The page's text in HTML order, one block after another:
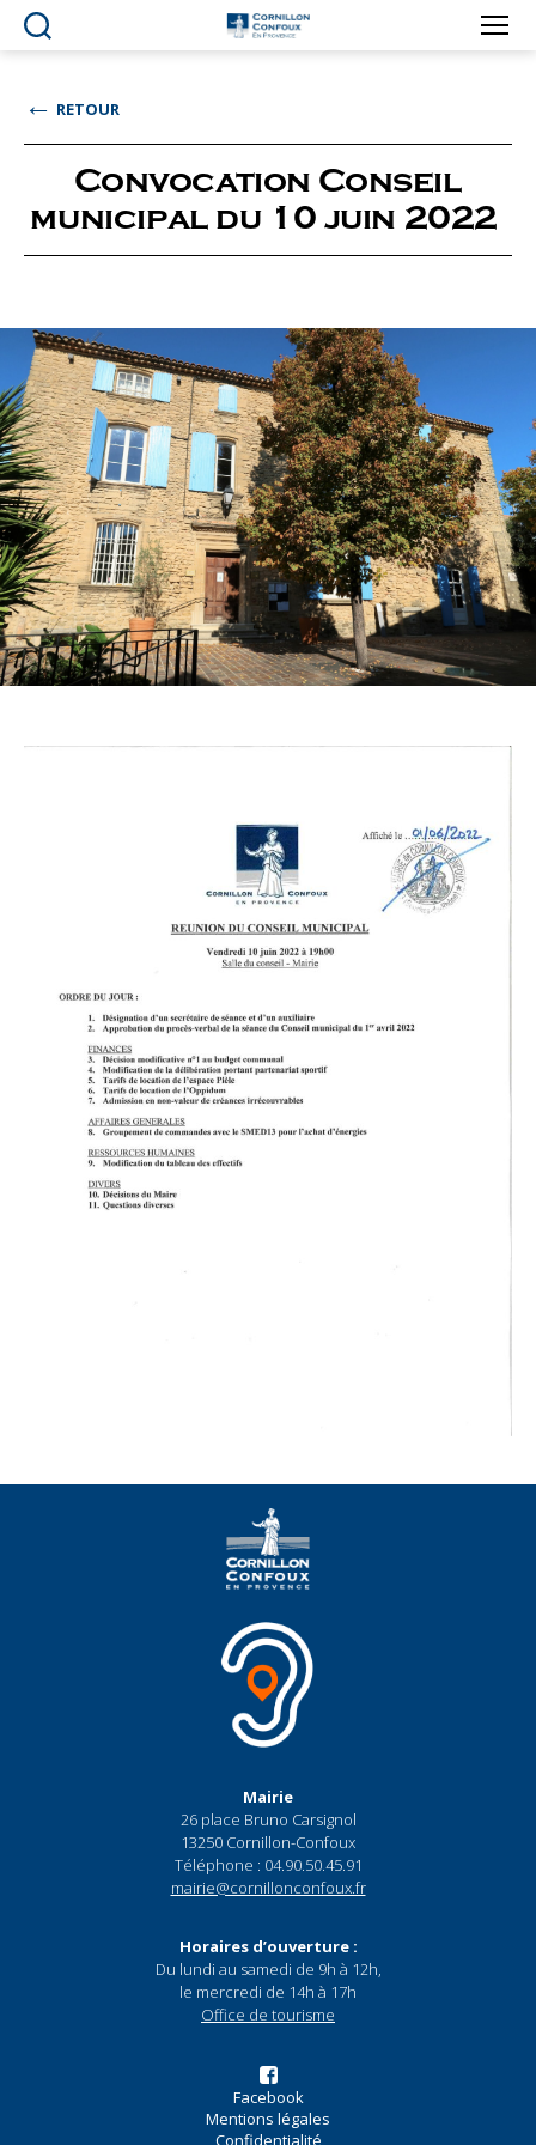
Ville
en
Provence
← RETOUR
Convocation Conseil
municipal du 10 juin 2022
Mairie
26 place Bruno Carsignol
13250 Cornillon-Confoux
Téléphone : 04.90.50.45.91
mairie@cornillonconfoux.fr
Horaires d’ouverture :
Du lundi au samedi de 9h à 12h,
le mercredi de 14h à 17h
Office de tourisme
Facebook
Mentions légales
Confidentialité